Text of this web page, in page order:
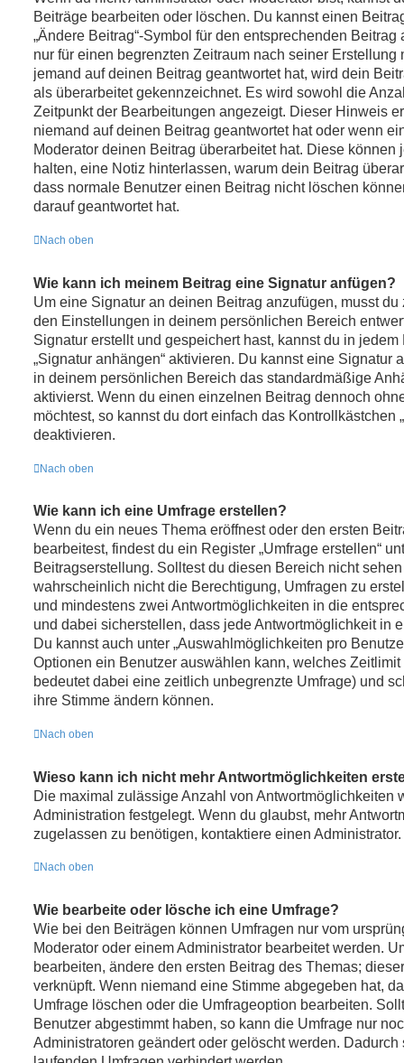
Beiträge bearbeiten oder löschen. Du kannst einen
„Ändere Beitrag“-Symbol für den entsprechenden
nur für einen begrenzten Zeitraum nach seiner Erstellung
jemand auf deinen Beitrag geantwortet hat, wird dein
als überarbeitet gekennzeichnet. Es wird sowohl die
Zeitpunkt der Bearbeitungen angezeigt. Dieser Hinweis
niemand auf deinen Beitrag geantwortet hat oder wenn
Moderator deinen Beitrag überarbeitet hat. Diese können
halten, eine Notiz hinterlassen, warum dein Beitrag
dass normale Benutzer einen Beitrag nicht löschen
darauf geantwortet hat.
Nach oben
Wie kann ich meinem Beitrag eine Signatur anfügen?
Um eine Signatur an deinen Beitrag anzufügen, musst
den Einstellungen in deinem persönlichen Bereich
Signatur erstellt und gespeichert hast, kannst du in
„Signatur anhängen“ aktivieren. Du kannst eine Signatur
in deinem persönlichen Bereich das standardmäßige
aktivierst. Wenn du einen einzelnen Beitrag dennoch
möchtest, so kannst du dort einfach das Kontrollkästchen
deaktivieren.
Nach oben
Wie kann ich eine Umfrage erstellen?
Wenn du ein neues Thema eröffnest oder den ersten
bearbeitest, findest du ein Register „Umfrage erstellen“
Beitragserstellung. Solltest du diesen Bereich nicht
wahrscheinlich nicht die Berechtigung, Umfragen zu
und mindestens zwei Antwortmöglichkeiten in die
und dabei sicherstellen, dass jede Antwortmöglichkeit in
Du kannst auch unter „Auswahlmöglichkeiten pro
Optionen ein Benutzer auswählen kann, welches
bedeutet dabei eine zeitlich unbegrenzte Umfrage) und
ihre Stimme ändern können.
Nach oben
Wieso kann ich nicht mehr Antwortmöglichkeiten
Die maximal zulässige Anzahl von Antwortmöglichkeiten
Administration festgelegt. Wenn du glaubst, mehr
zugelassen zu benötigen, kontaktiere einen Administrator.
Nach oben
Wie bearbeite oder lösche ich eine Umfrage?
Wie bei den Beiträgen können Umfragen nur vom
Moderator oder einem Administrator bearbeitet werden.
bearbeiten, ändere den ersten Beitrag des Themas;
verknüpft. Wenn niemand eine Stimme abgegeben hat,
Umfrage löschen oder die Umfrageoption bearbeiten.
Benutzer abgestimmt haben, so kann die Umfrage nur
Administratoren geändert oder gelöscht werden.